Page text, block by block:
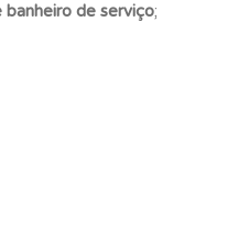
banheiro de serviço;